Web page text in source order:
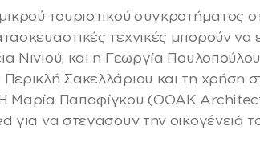
τουριστικού συγκροτήματος
τεχνικές μπορούν να
Νινιού, και η Γεωργία
Σακελλάριου και τη χρήση
Η Μαρία Παπαφίγκου (ΟΟΑΚ
να στεγάσουν την οικογένειά